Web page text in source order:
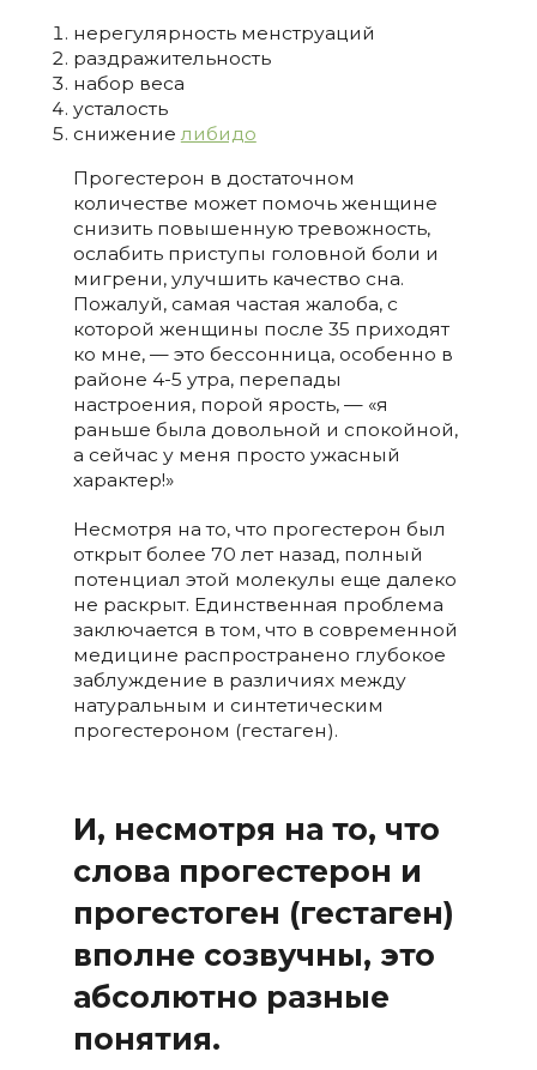
нерегулярность менструаций
раздражительность
набор веса
усталость
снижениелибидо
Прогестерон в достаточном
количестве может помочь женщине
снизить повышенную тревожность,
ослабить приступы головной боли и
мигрени, улучшить качество сна.
Пожалуй, самая частая жалоба, с
которой женщины после 35 приходят
ко мне, — это бессонница, особенно в
районе 4-5 утра, перепады
настроения, порой ярость, — «я
раньше была довольной и спокойной,
а сейчас у меня просто ужасный
характер!»
Несмотря на то, что прогестерон был
открыт более 70 лет назад, полный
потенциал этой молекулы еще далеко
не раскрыт. Единственная проблема
заключается в том, что в современной
медицине распространено глубокое
заблуждение в различиях между
натуральным и синтетическим
прогестероном (гестаген).
И, несмотря на то, что
слова прогестерон и
прогестоген (гестаген)
вполне созвучны, это
абсолютно разные
понятия.